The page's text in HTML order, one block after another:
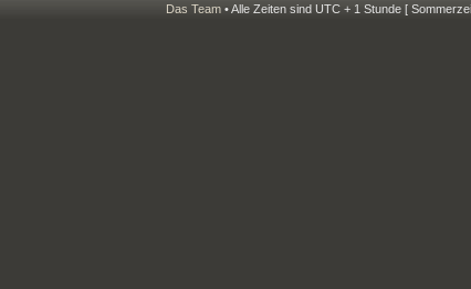
Das Team • Alle Zeiten sind UTC + 1 Stunde [